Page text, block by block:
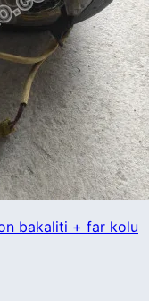
bakaliti + far kolu